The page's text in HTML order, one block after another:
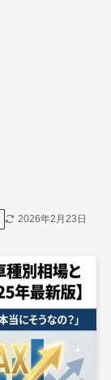
2026年2月23日